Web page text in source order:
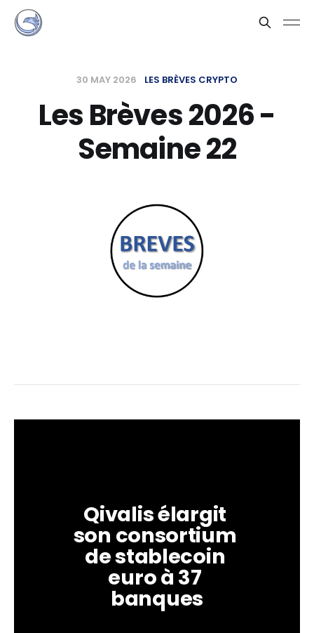
30 MAY 2026 LES BRÈVES CRYPTO
Les Brèves 2026 -
Semaine 22
Qivalis élargit
son consortium
de stablecoin
euro à 37
banques